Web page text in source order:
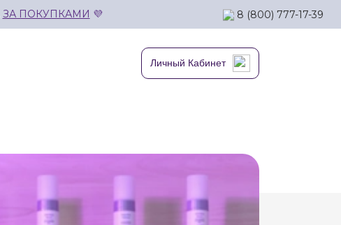
ЗА ПОКУПКАМИ 💜 8 (800) 777-17-39
Личный Кабинет